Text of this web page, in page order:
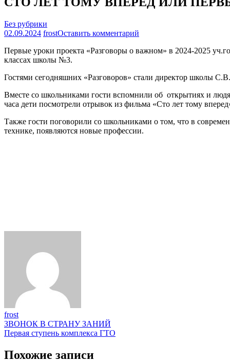
Без рубрики
02.09.2024 frostОставить комментарий
ЛЕТ
ИЛИ
«РАЗГОВОРЫ
О
В
НОВОМ
Первые уроки проекта «Разговоры о важном» в 2024-2025
классах школы №3.
Гостями сегодняшних «Разговоров» стали директор школы
Вместе со школьниками гости вспомнили об открытиях и
часа дети посмотрели отрывок из фильма «Сто лет тому
Также гости поговорили со школьниками о том, что в
технике, появляются новые профессии.
frost
Навигация
по
записям
ЗВОНОК В СТРАНУ ЗАНИЙ
Первая ступень комплекса ГТО
Похожие записи